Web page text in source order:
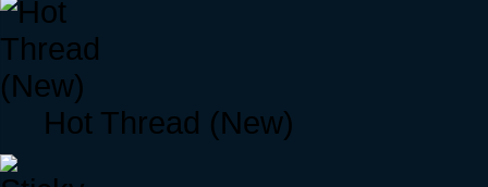
Hot Thread (New)